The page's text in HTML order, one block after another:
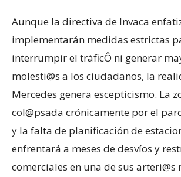
Aunque la directiva de Invaca
implementarán medidas estrictas
interrumpir el tráficÔ ni generar
molesti@s a los ciudadanos, la
Mercedes genera escepticismo. La
col@psada crónicamente por el
y la falta de planificación de
enfrentará a meses de desvíos y
comerciales en una de sus arteri@s